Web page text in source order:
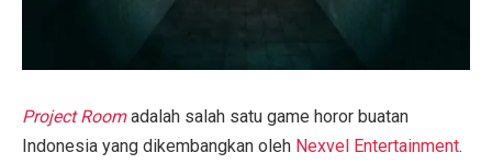
Project Roomadalah salah satu game horor buatan
Indonesia yang dikembangkan oleh Nexvel Entertainment.